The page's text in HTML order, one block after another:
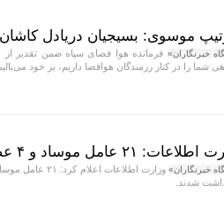
موسوی: بسیجیان دریادل
خبرنگاران» فرمانده هوا فضای سپاه ضمن تقدیر
شما را در کنار رزمندگان هوافضا داریم، بر خود
۲۱ عامل موساد و ۴ عضو باند‌های مسلح بازداشت شدند
خبرنگاران»
شدند.